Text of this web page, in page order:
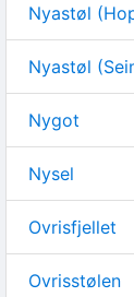
Nyastøl
Nyastøl
Nygot
Nysel
Ovrisfjellet
Ovrisstølen